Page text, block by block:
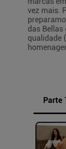
vez mais.
das Bellas
qualidade
Parte